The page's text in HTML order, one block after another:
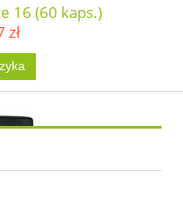
16 (60 kaps.)
zł